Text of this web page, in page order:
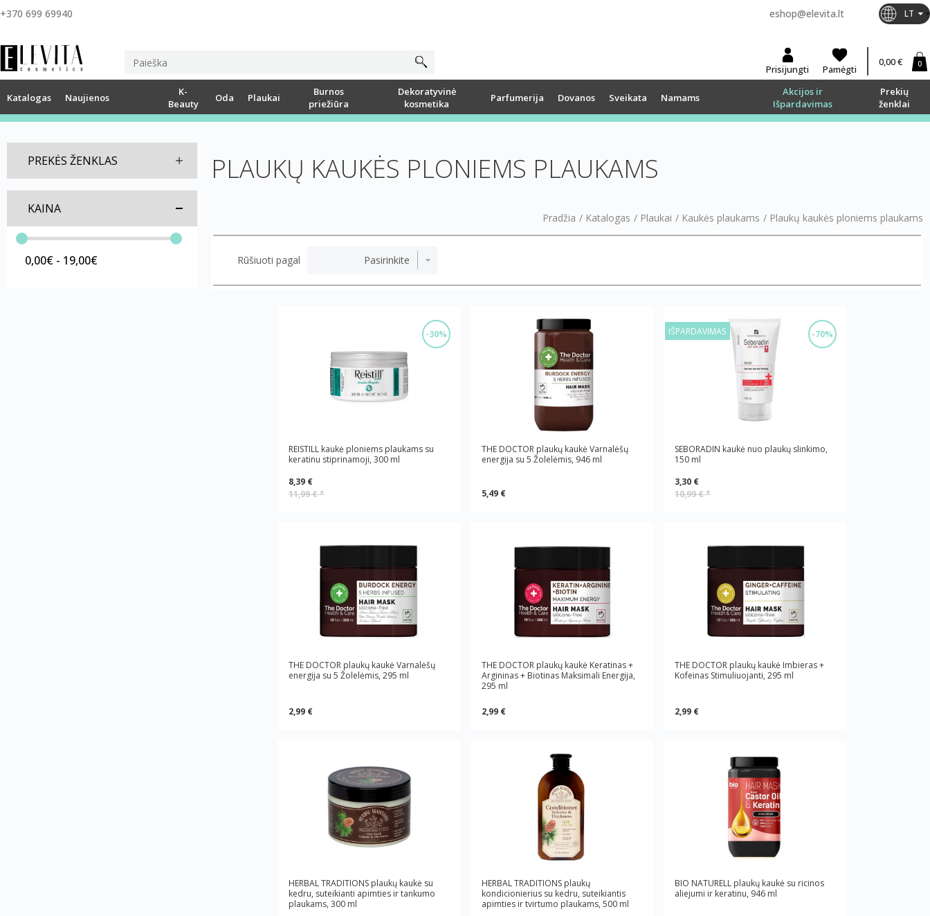
+370 699 69940 eshop@elevita.lt LT
Prisijungti Pamėgti
0,00 € 0
Katalogas Naujienos
K-
Beauty
Oda Plaukai
Burnos
priežiūra
Dekoratyvinė
kosmetika
Parfumerija Dovanos Sveikata Namams
Akcijos ir
Išpardavimas
Prekių
ženklai
PREKĖS ŽENKLAS
KAINA
0,00€ - 19,00€
PLAUKŲ KAUKĖS PLONIEMS PLAUKAMS
Pradžia / Katalogas / Plaukai / Kaukės plaukams / Plaukų kaukės ploniems plaukams
Rūšiuoti pagal
-30%
REISTILL kaukė ploniems plaukams su
keratinu stiprinamoji, 300 ml
8,39 €
11,99 €*
THE DOCTOR plaukų kaukė Varnalėšų
energija su 5 Žolelėmis, 946 ml
5,49 €
-70%
IŠPARDAVIMAS
SEBORADIN kaukė nuo plaukų slinkimo,
150 ml
3,30 €
10,99 €*
THE DOCTOR plaukų kaukė Varnalėšų
energija su 5 Žolelėmis, 295 ml
2,99 €
THE DOCTOR plaukų kaukė Keratinas +
Argininas + Biotinas Maksimali Energija,
295 ml
2,99 €
THE DOCTOR plaukų kaukė Imbieras +
Kofeinas Stimuliuojanti, 295 ml
2,99 €
HERBAL TRADITIONS plaukų kaukė su
kedru, suteikianti apimties ir tankumo
plaukams, 300 ml
HERBAL TRADITIONS plaukų
kondicionierius su kedru, suteikiantis
apimties ir tvirtumo plaukams, 500 ml
BIO NATURELL plaukų kaukė su ricinos
aliejumi ir keratinu, 946 ml